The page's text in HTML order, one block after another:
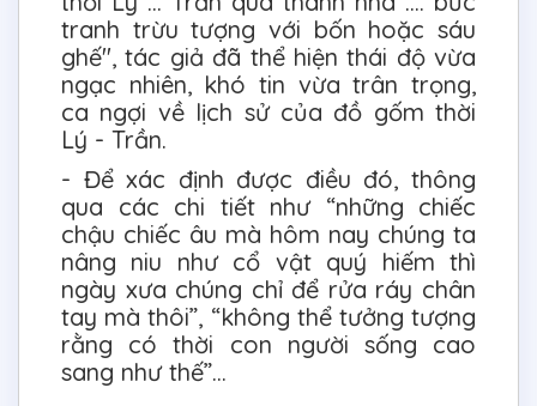
tranh trừu tượng với bốn hoặc sáu
ghế", tác giả đã thể hiện thái độ vừa
ngạc nhiên, khó tin vừa trân trọng,
ca ngợi về lịch sử của đồ gốm thời
Lý - Trần.
- Để xác định được điều đó, thông
qua các chi tiết như “những chiếc
chậu chiếc âu mà hôm nay chúng ta
nâng niu như cổ vật quý hiếm thì
ngày xưa chúng chỉ để rửa ráy chân
tay mà thôi”, “không thể tưởng tượng
rằng có thời con người sống cao
sang như thế”...